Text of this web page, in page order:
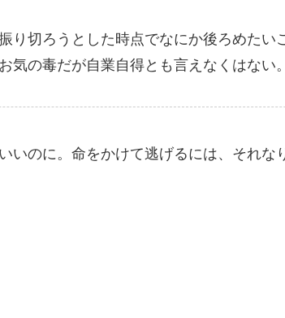
り切ろうとした時点でなにか後ろめたい
気の毒だが自業自得とも言えなくはない。
いのに。命をかけて逃げるには、それな